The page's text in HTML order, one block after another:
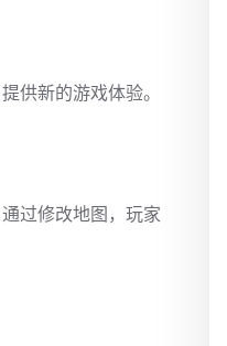
供新的游戏体验。
过修改地图，玩家